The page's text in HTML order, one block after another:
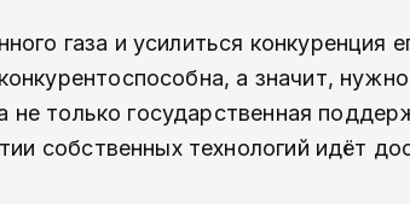
газа и усилиться конкуренция
а значит,
не только государственная
собственных технологий идёт